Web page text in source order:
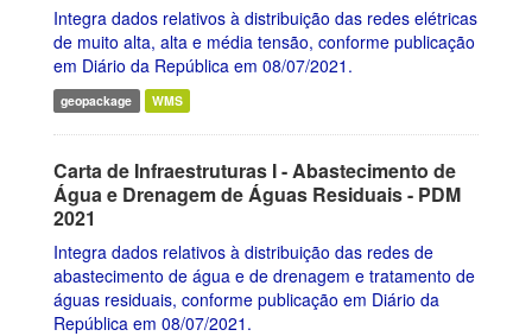
Integra dados relativos à distribuição das redes elétricas
de muito alta, alta e média tensão, conforme publicação
em Diário da República em 08/07/2021.
geopackage WMS
Carta de Infraestruturas I - Abastecimento de
Água e Drenagem de Águas Residuais - PDM
2021
Integra dados relativos à distribuição das redes de
abastecimento de água e de drenagem e tratamento de
águas residuais, conforme publicação em Diário da
República em 08/07/2021.